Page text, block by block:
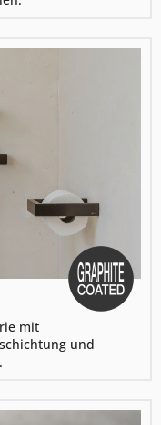
mit
und